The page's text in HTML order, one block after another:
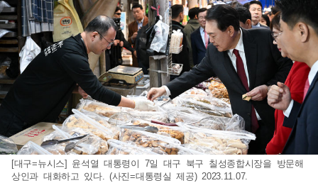
[대구=뉴시스] 윤석열 대통령이 7일 대구 북구 칠성종합시장을 방문해
상인과 대화하고 있다. (사진=대통령실 제공) 2023.11.07.